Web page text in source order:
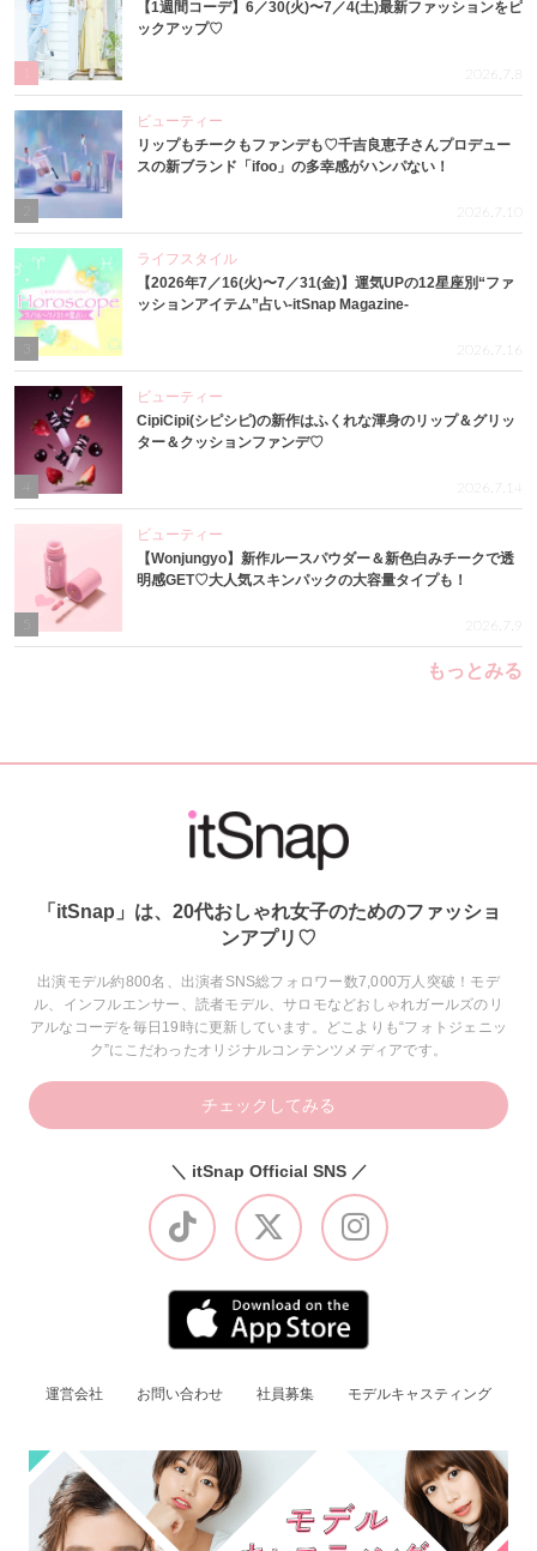
【1週間コーデ】6／30(火)〜7／4(土)最新ファッションをピ
ックアップ♡
2026.7.8
ビューティー
リップもチークもファンデも♡千吉良恵子さんプロデュー
スの新ブランド「ifoo」の多幸感がハンパない！
2026.7.10
3
ライフスタイル
【2026年7／16(火)〜7／31(金)】運気UPの12星座別“ファ
ッションアイテム”占い-itSnap Magazine-
2026.7.16
4
ビューティー
CipiCipi(シピシピ)の新作はふくれな渾身のリップ＆グリッ
ター＆クッションファンデ♡
2026.7.14
ビューティー
【Wonjungyo】新作ルースパウダー＆新色白みチークで透
明感GET♡大人気スキンパックの大容量タイプも！
2026.7.9
もっとみる
「itSnap」は、20代おしゃれ女子のためのファッショ
ンアプリ♡
出演モデル約800名、出演者SNS総フォロワー数7,000万人突破！モデ
ル、インフルエンサー、読者モデル、サロモなどおしゃれガールズのリ
アルなコーデを毎日19時に更新しています。どこよりも“フォトジェニッ
ク”にこだわったオリジナルコンテンツメディアです。
チェックしてみる
＼ itSnap Official SNS ／
運営会社 お問い合わせ 社員募集 モデルキャスティング